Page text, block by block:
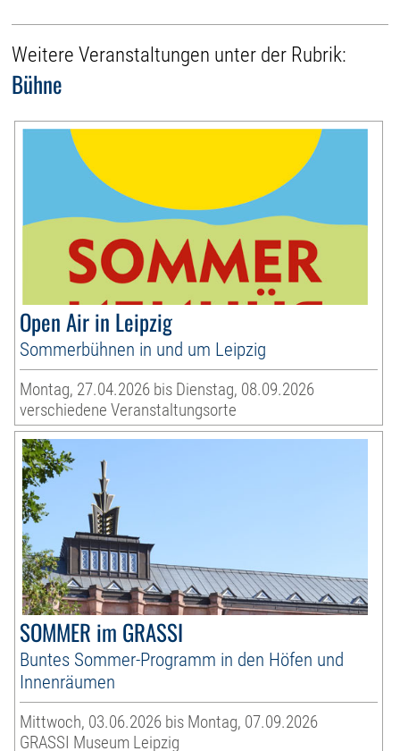
Weitere Veranstaltungen unter der Rubrik:
Bühne
Open Air in Leipzig
Sommerbühnen in und um Leipzig
Montag, 27.04.2026 bis Dienstag, 08.09.2026
verschiedene Veranstaltungsorte
SOMMER im GRASSI
Buntes Sommer-Programm in den Höfen und
Innenräumen
Mittwoch, 03.06.2026 bis Montag, 07.09.2026
GRASSI Museum Leipzig